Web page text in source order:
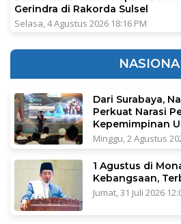
Gerindra di Rakorda Sulsel
Selasa, 4 Agustus 2026 18:16 PM
Dari Surabaya,
Perkuat Narasi
Kepemimpinan
Minggu, 2 Agustus
1 Agustus di
Kebangsaan,
Jumat, 31 Juli 2026